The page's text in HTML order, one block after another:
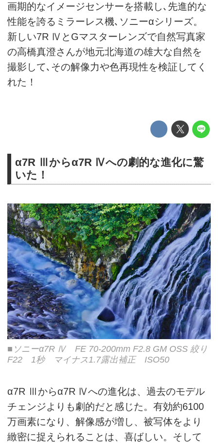
画期的なイメージセンサーを搭載し､先進的な
性能を誇るミラーレス機､ソニーαシリーズ。
新しい7R ⅣとGマスターレンズで自然写真家
の高橋真澄さんが地元北海道の雄大な自然を
撮影して､その解像力や色再現性を検証してく
れた！
α7R Ⅲからα7R Ⅳへの劇的な進化に驚
いた！
■ソニーα7R Ⅳ FE 70-200mm F2.8 GM OSS 絞り
F22 1秒 マイナス1.7露出補正 ISO50
α7R Ⅲからα7R Ⅳへの進化は、過去のモデル
チェンジよりも劇的だと感じた。有効約6100
万画素になり、解像感が増し、被写体をより
緻密に捉えられることは、喜ばしい。そして